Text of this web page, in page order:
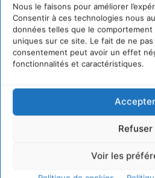
Nous le faisons pour améliorer
Consentir à ces technologies nous
données telles que le comportement
uniques sur ce site. Le fait de ne
consentement peut avoir un effet
fonctionnalités et caractéristiques.
Accepter
Refuser
Voir les